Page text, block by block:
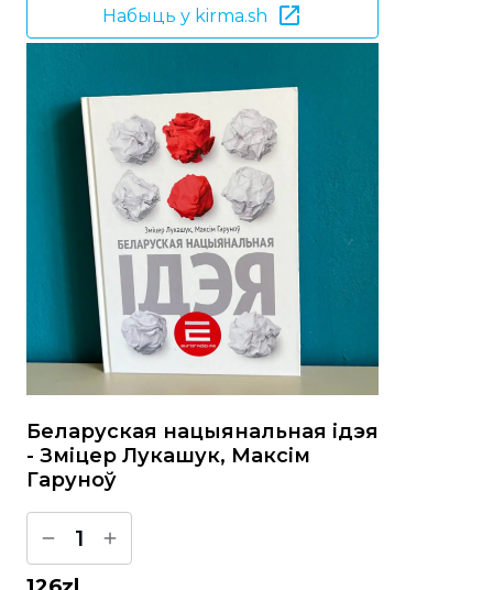
Набыць у kirma.sh
Беларуская нацыянальная ідэя
- Зміцер Лукашук, Максім
Гаруноў
1